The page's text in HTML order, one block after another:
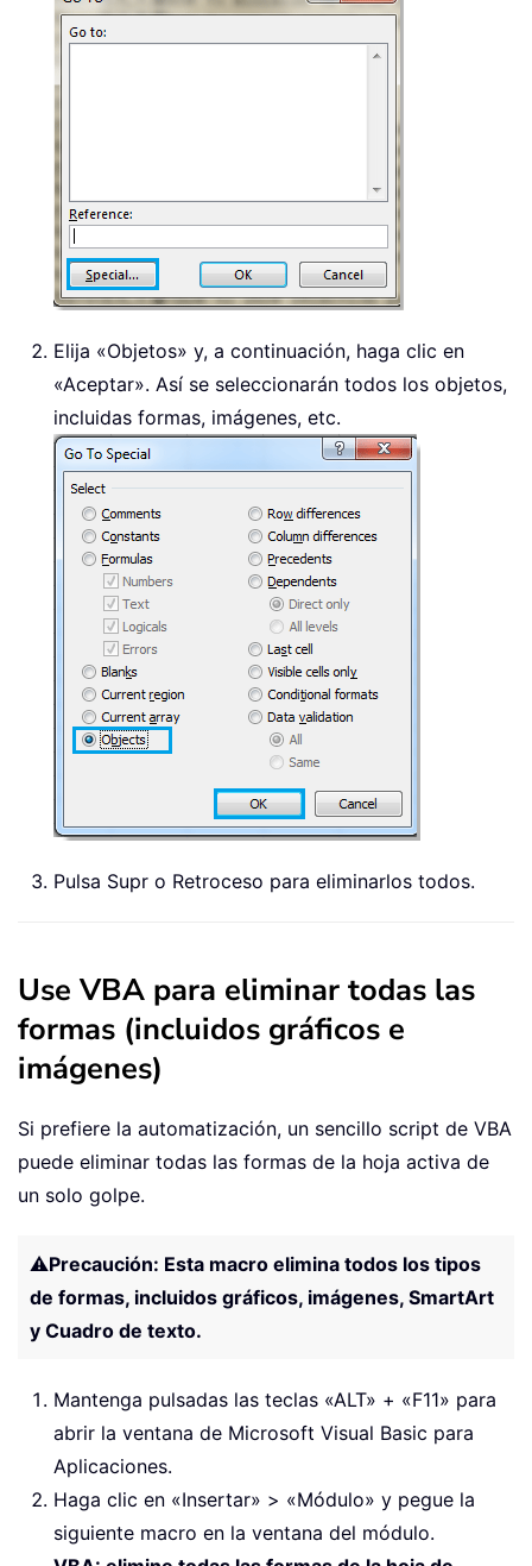
Elija «Objetos» y, a continuación, haga clic en
«Aceptar». Así se seleccionarán todos los objetos,
incluidas formas, imágenes, etc.
Pulsa Supr o Retroceso para eliminarlos todos.
Use VBA para eliminar todas las
formas (incluidos gráficos e
imágenes)
Si prefiere la automatización, un sencillo script de VBA
puede eliminar todas las formas de la hoja activa de
un solo golpe.
⚠️Precaución: Esta macro elimina todos los tipos
de formas, incluidos gráficos, imágenes, SmartArt
y Cuadro de texto.
Mantenga pulsadas las teclas «ALT» + «F11» para
abrir la ventana de Microsoft Visual Basic para
Aplicaciones.
Haga clic en «Insertar» > «Módulo» y pegue la
siguiente macro en la ventana del módulo.